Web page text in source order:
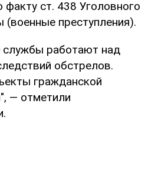
факту ст. 438 Уголовного
(военные преступления).
службы работают над
обстрелов.
гражданской
— отметили